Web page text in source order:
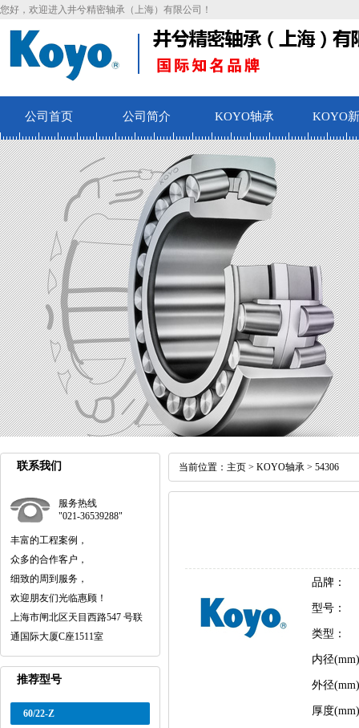
您好，欢迎进入井兮精密轴承（上海）有限公司！
公司首页 公司简介 KOYO轴承 KOYO
联系我们
服务热线
"021-36539288"
丰富的工程案例，
众多的合作客户，
细致的周到服务，
欢迎朋友们光临惠顾！
上海市闸北区天目西路547 号联
通国际大厦C座1511室
推荐型号
60/22-Z
当前位置： 主页 > KOYO轴承 > 54306
品牌：
型号：
类型：
内径
外径
厚度